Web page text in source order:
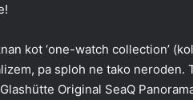
kot ‘one-watch collection’
pa sploh ne tako
Original SeaQ